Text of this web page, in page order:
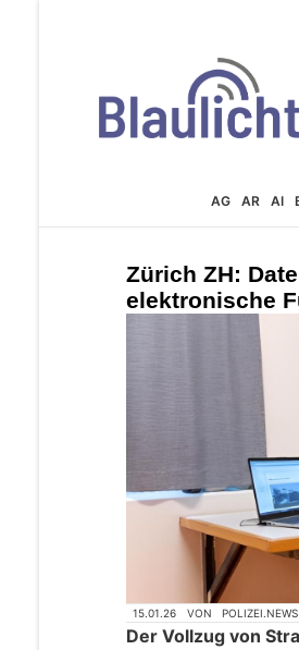
AG AR AI
Zürich ZH:
elektronische
15.01.26 VON
Der Vollzug von